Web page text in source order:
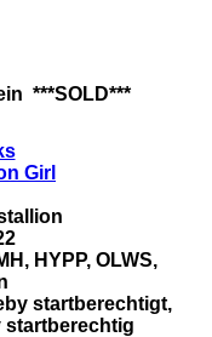
***SOLD***
Girl
HYPP, OLWS,
startberechtigt,
startberechtig